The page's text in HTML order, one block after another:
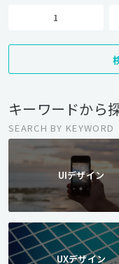
1
キーワードから
SEARCH BY KEYWORD
UIデザイン
UXデザイン